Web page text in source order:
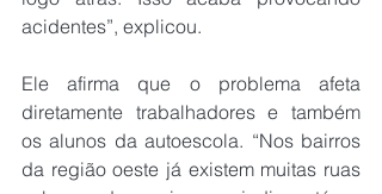
acidentes”, explicou.
Ele afirma que o problema afeta
diretamente trabalhadores e também
os alunos da autoescola. “Nos bairros
da região oeste já existem muitas ruas